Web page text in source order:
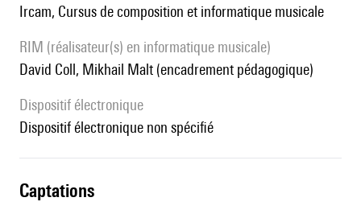
Ircam, Cursus de composition et informatique musicale
RIM (réalisateur(s) en informatique musicale)
David Coll, Mikhail Malt (encadrement pédagogique)
Dispositif électronique
dispositif électronique non spécifié
captations